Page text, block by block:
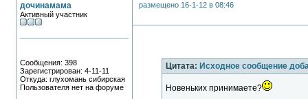
дочинамама
Активный участник
Сообщения: 398
Зарегистрирован: 4-11-11
Откуда: глухомань сибирская
Пользователя нет на форуме
размещено 16-1-12 в 08:46
Цитата: Исходное сообщение
Новеньких принимаете?